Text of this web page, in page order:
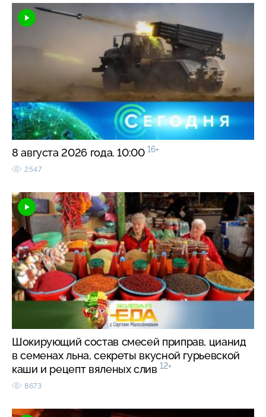
8 августа 2026 года. 10:00 16+
2547
Шокирующий состав смесей приправ, цианид
в семенах льна, секреты вкусной гурьевской
каши и рецепт вяленых слив 12+
8673